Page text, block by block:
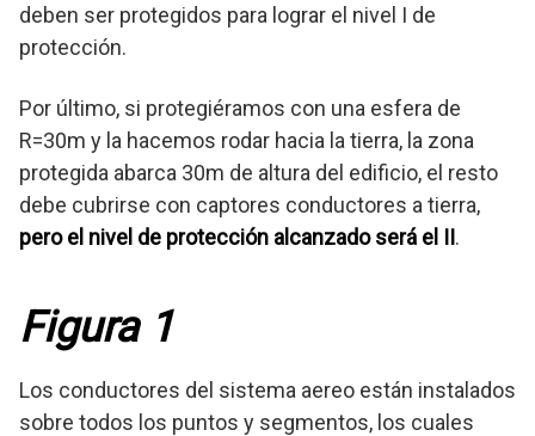
deben ser protegidos para lograr el nivel I de
protección.
Por último, si protegiéramos con una esfera de
R=30m y la hacemos rodar hacia la tierra, la zona
protegida abarca 30m de altura del edificio, el resto
debe cubrirse con captores conductores a tierra,
pero el nivel de protección alcanzado será el II.
Figura 1
Los conductores del sistema aereo están instalados
sobre todos los puntos y segmentos, los cuales